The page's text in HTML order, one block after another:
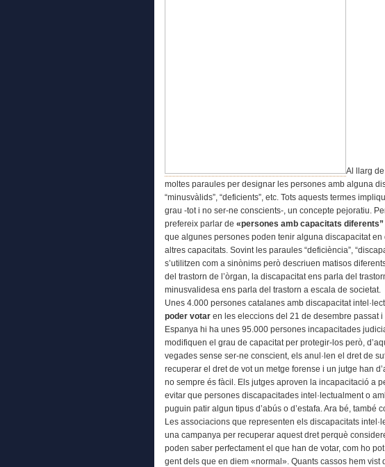
Al llarg
moltes paraules per designar les persones amb alguna
“minusvàlids”, “deficients”, etc. Tots aquests termes
grau -tot i no ser-ne conscients-, un concepte pejoratiu.
prefereix parlar de «persones amb capacitats diferents”
que algunes persones poden tenir alguna discapacitat en
altres capacitats. Sovint les paraules “deficiència”,
s’utilitzen com a sinònims però descriuen matisos
del trastorn de l’òrgan, la discapacitat ens parla del
minusvalidesa ens parla del trastorn a escala de societat.
Unes 4.000 persones catalanes amb discapacitat
poder votar en les eleccions del 21 de desembre passat
Espanya hi ha unes 95.000 persones incapacitades
modifiquen el grau de capacitat per protegir-los però,
vegades sense ser-ne conscient, els anul·len el dret de
recuperar el dret de vot un metge forense i un jutge han
no sempre és fàcil. Els jutges aproven la incapacitació a
evitar que persones discapacitades intel·lectualment o
puguin patir algun tipus d’abús o d’estafa. Ara bé, també
Les associacions que representen els discapacitats
una campanya per recuperar aquest dret perquè
poden saber perfectament el que han de votar, com ho
gent dels que en diem «normal». Quants cassos hem vist